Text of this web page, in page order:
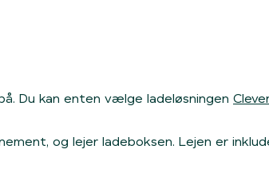
Du kan enten vælge ladeløsningen
og lejer ladeboksen. Lejen er